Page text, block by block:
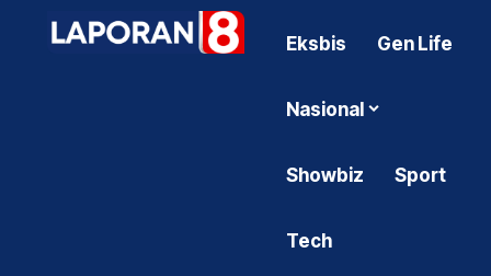
Eksbis Gen Life
Nasional
Showbiz Sport
Tech